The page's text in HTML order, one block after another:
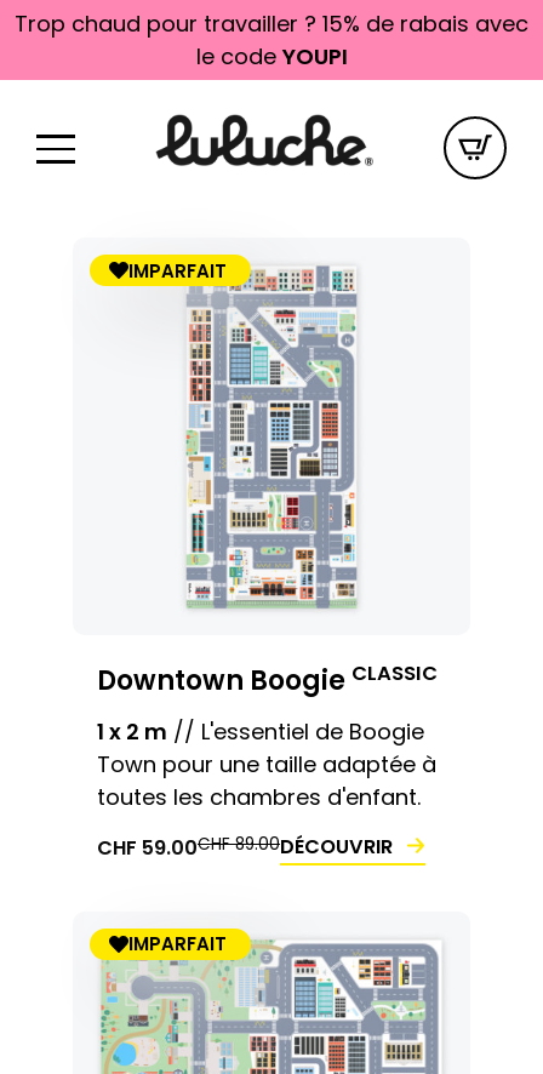
Trop chaud pour travailler ? 15% de rabais avec
le code YOUPI
IMPARFAIT
Downtown Boogie CLASSIC
1 x 2 m // L'essentiel de Boogie
Town pour une taille adaptée à
toutes les chambres d'enfant.
LE
ÉTAIT :
CHF 89.00.
CHF 59.00LE
EST :
CHF 59.00.
CHF89.00LE
PRIX
CHF 89.00.
LE
PRIX
CHF 59.00.
DÉCOUVRIR
IMPARFAIT